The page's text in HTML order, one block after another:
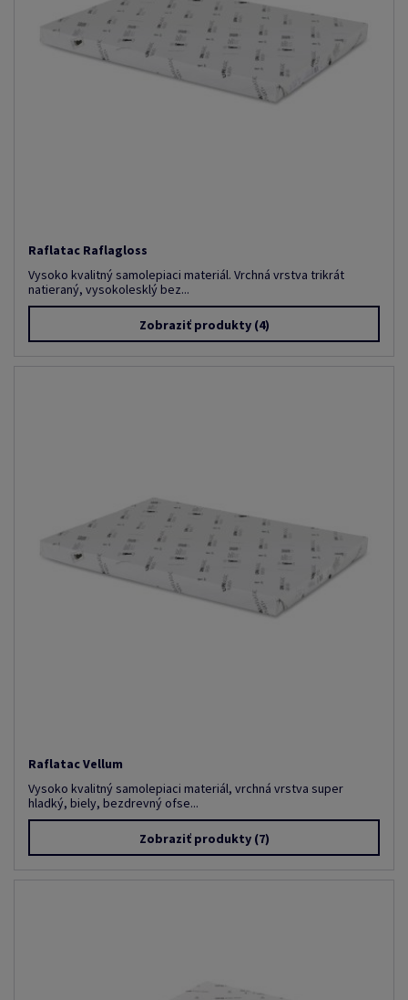
Raflatac Raflagloss
Vysoko kvalitný samolepiaci materiál. Vrchná vrstva trikrát
natieraný, vysokolesklý bez...
Zobraziť produkty(4)
Raflatac Vellum
Vysoko kvalitný samolepiaci materiál, vrchná vrstva super
hladký, biely, bezdrevný ofse...
Zobraziť produkty(7)